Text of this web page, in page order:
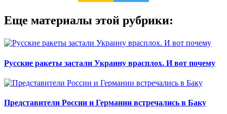
Еще материалы этой рубрики:
Русские ракеты застали Украину врасплох. И вот почему
Представители России и Германии встречались в Баку